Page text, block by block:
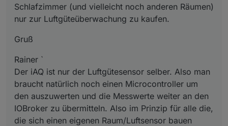
Schlafzimmer (und vielleicht noch anderen Räumen)
nur zur Luftgüteüberwachung zu kaufen.
Gruß
Rainer `
Der iAQ ist nur der Luftgütesensor selber. Also man
braucht natürlich noch einen Microcontroller um
den auszuwerten und die Messwerte weiter an den
IOBroker zu übermitteln. Also im Prinzip für alle die,
die sich einen eigenen Raum/Luftsensor bauen